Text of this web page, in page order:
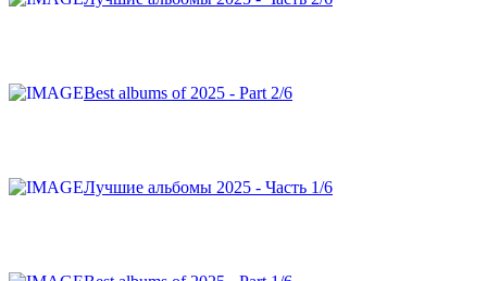
Best albums of 2025 - Part 2/6
Лучшие альбомы 2025 - Часть 1/6